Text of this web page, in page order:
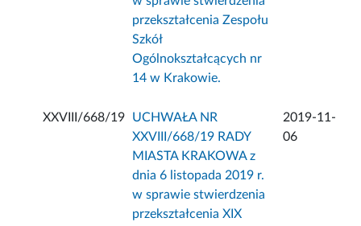
przekształcenia Zespołu
Szkół
Ogólnokształcących nr
14 w Krakowie.
XXVIII/668/19
UCHWAŁA NR
XXVIII/668/19 RADY
MIASTA KRAKOWA z
dnia 6 listopada 2019 r.
w sprawie stwierdzenia
przekształcenia XIX
2019-11-
06